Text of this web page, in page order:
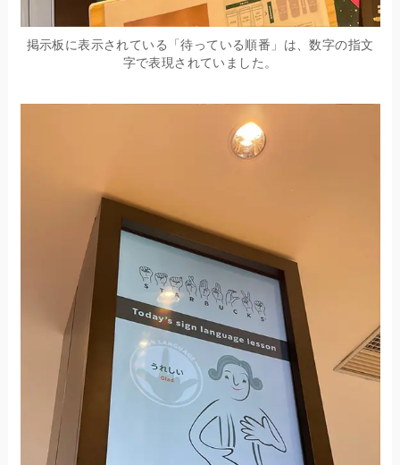
掲示板に表示されている「待っている順番」は、数字の指文
字で表現されていました。